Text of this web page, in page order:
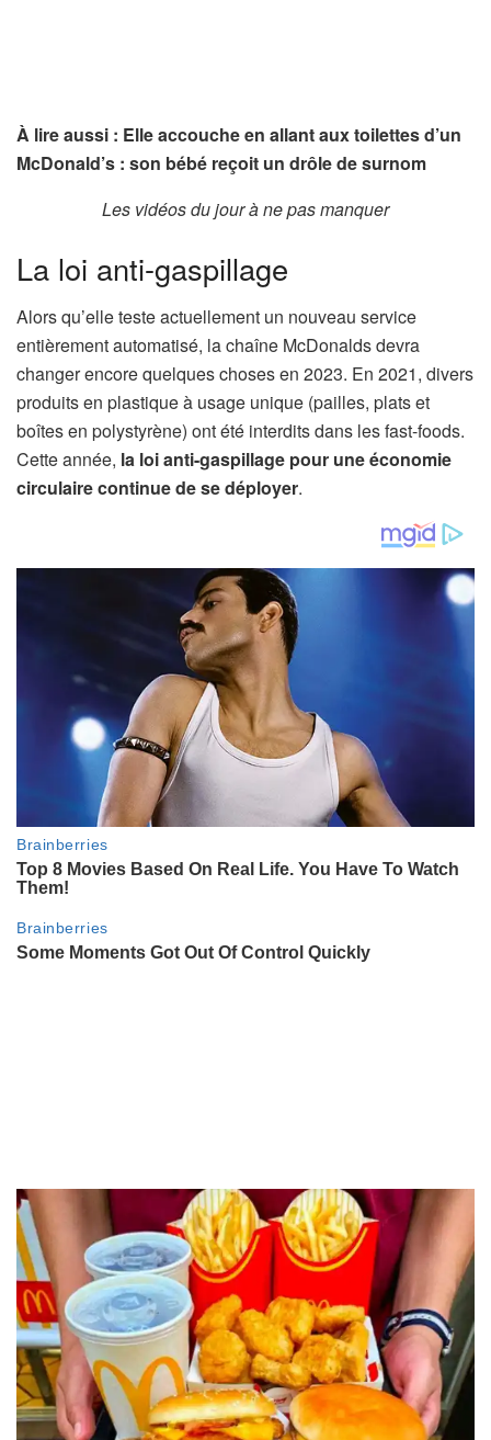
À lire aussi : Elle accouche en allant aux toilettes d’un
McDonald’s : son bébé reçoit un drôle de surnom
Les vidéos du jour à ne pas manquer
La loi anti-gaspillage
Alors qu’elle teste actuellement un nouveau service
entièrement automatisé, la chaîne McDonalds devra
changer encore quelques choses en 2023. En 2021, divers
produits en plastique à usage unique (pailles, plats et
boîtes en polystyrène) ont été interdits dans les fast-foods.
Cette année, la loi anti-gaspillage pour une économie
circulaire continue de se déployer.